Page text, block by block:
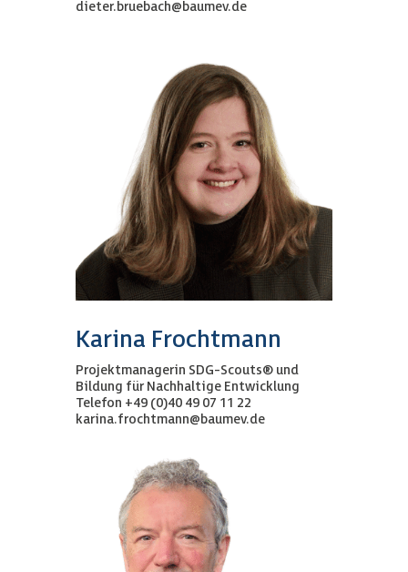
dieter.bruebach@baumev.de
Karina Frochtmann
Projektmanagerin SDG-Scouts® und
Bildung für Nachhaltige Entwicklung
Telefon +49 (0)40 49 07 11 22
karina.frochtmann@baumev.de